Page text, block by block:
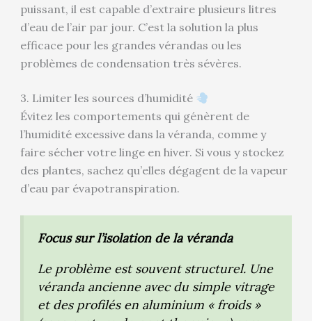
puissant, il est capable d’extraire plusieurs litres
d’eau de l’air par jour. C’est la solution la plus
efficace pour les grandes vérandas ou les
problèmes de condensation très sévères.
3. Limiter les sources d’humidité
Évitez les comportements qui génèrent de
l’humidité excessive dans la véranda, comme y
faire sécher votre linge en hiver. Si vous y stockez
des plantes, sachez qu’elles dégagent de la vapeur
d’eau par évapotranspiration.
Focus sur l’isolation de la véranda
Le problème est souvent structurel. Une
véranda ancienne avec du simple vitrage
et des profilés en aluminium « froids »